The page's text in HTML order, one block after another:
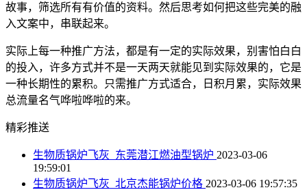
故事，筛选所有有价值的资料。然后思考如何把这些完美的融
入文案中，串联起来。
实际上每一种推广方法，都是有一定的实际效果，别害怕白白
的投入，许多方式并不是一天两天就能见到实际效果的，它是
一种长期性的累积。只需推广方式适合，日积月累，实际效果
总流量名气哗啦哗啦的来。
精彩推送
生物质锅炉飞灰_东莞潜江燃油型锅炉 2023-03-06
19:59:01
生物质锅炉飞灰_北京杰能锅炉价格 2023-03-06 19:57:35